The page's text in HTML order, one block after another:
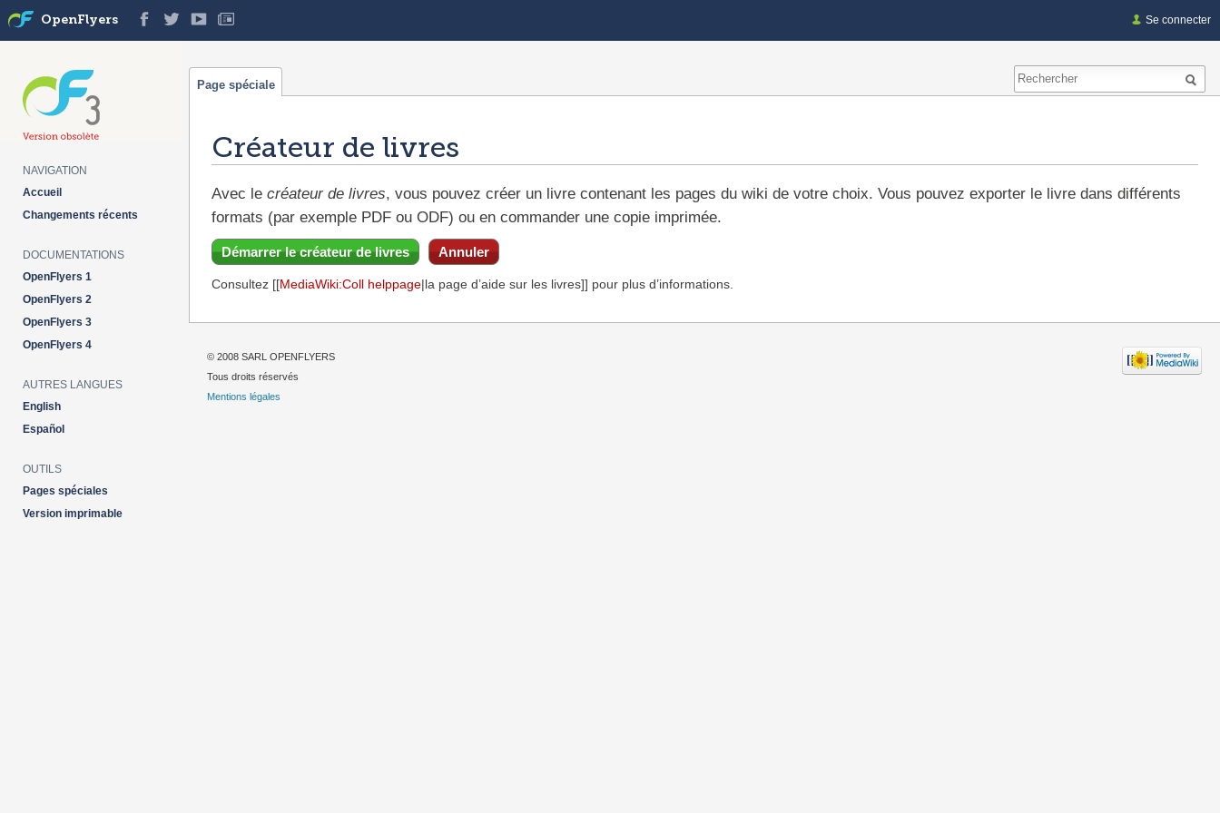
Créateur de livres
Avec le créateur de livres, vous pouvez créer un livre contenant les pages du wiki de votre choix. Vous pouvez exporter le livre dans différents
formats (par exemple PDF ou ODF) ou en commander une copie imprimée.
Démarrer le créateur de livres Annuler
Consultez [[MediaWiki:Coll helppage|la page d’aide sur les livres]] pour plus d’informations.
Se connecter
Page spéciale
OpenFlyers
NAVIGATION
Accueil
Changements récents
DOCUMENTATIONS
OpenFlyers 1
OpenFlyers 2
OpenFlyers 3
OpenFlyers 4
AUTRES LANGUES
English
Español
OUTILS
Pages spéciales
Version imprimable
© 2008 SARL OPENFLYERS
Tous droits réservés
Mentions légales